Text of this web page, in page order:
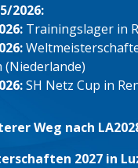
2026:
Trainingslager in
(Niederlande)
SH Netz Cup in
Weg nach
2027 in